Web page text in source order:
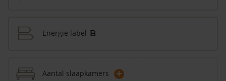
Energie label B
Aantal slaapkamers +